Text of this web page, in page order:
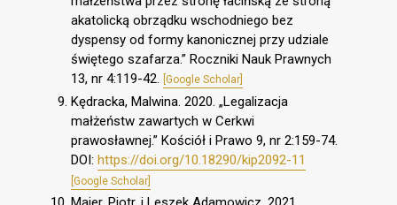
akatolicką obrządku wschodniego bez
dyspensy od formy kanonicznej przy udziale
świętego szafarza.” Roczniki Nauk Prawnych
13, nr 4:119-42. [Google Scholar]
Kędracka, Malwina. 2020. „Legalizacja
małżeństw zawartych w Cerkwi
prawosławnej.” Kościół i Prawo 9, nr 2:159-74.
DOI: https://doi.org/10.18290/kip2092-11
[Google Scholar]